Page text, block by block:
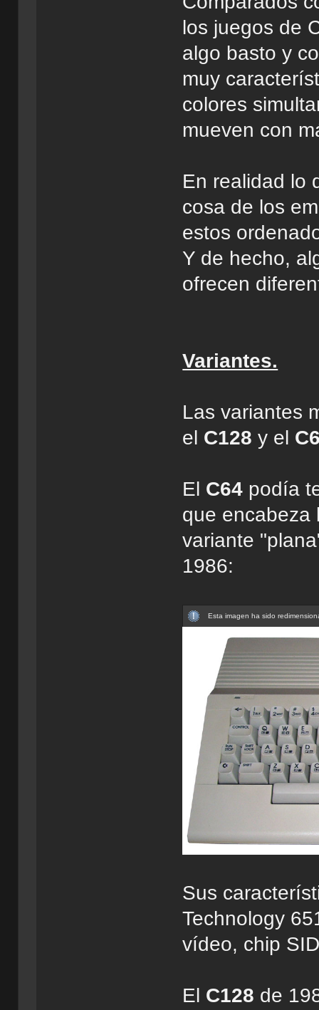
los juegos de
algo basto y
muy
colores
mueven con
En realidad lo
cosa de los
estos
Y de hecho,
ofrecen
Variantes.
Las variantes
el C128 y el
El C64 podía
que encabeza
variante
1986:
Esta imagen ha sido
Sus
Technology
vídeo, chip
El C128 de